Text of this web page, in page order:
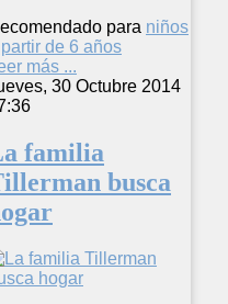
para niños
de 6 años
más ...
30 Octubre 2014
familia
busca